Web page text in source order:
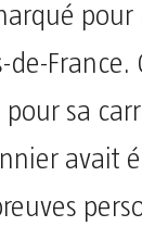
pour
France.
sa
avait